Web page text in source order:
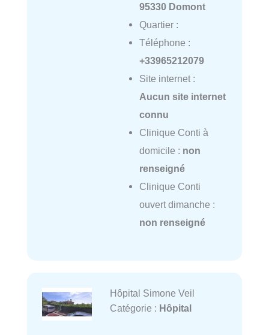
95330 Domont
Quartier :
Téléphone :
+33965212079
Site internet :
Aucun site internet
connu
Clinique Conti à
domicile : non
renseigné
Clinique Conti
ouvert dimanche :
non renseigné
Hôpital Simone Veil
Catégorie : Hôpital